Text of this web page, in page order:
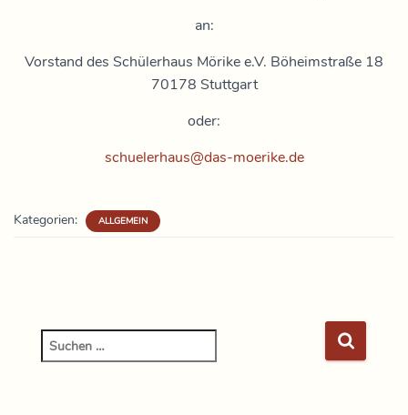
an:
Vorstand des Schülerhaus Mörike e.V. Böheimstraße 18
70178 Stuttgart
oder:
schuelerhaus@das-moerike.de
Kategorien: ALLGEMEIN